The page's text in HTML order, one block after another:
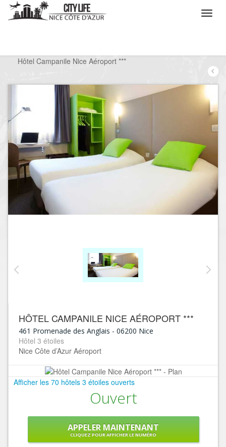
Hôtel Campanile Nice Aéroport ***
HÔTEL CAMPANILE NICE AÉROPORT ***
461 Promenade des Anglais - 06200 Nice
Hôtel 3 étoiles
Nice Côte d’Azur Aéroport
Afficher les 70 hôtels 3 étoiles ouverts
Ouvert
APPELER MAINTENANT
CLIQUEZ POUR AFFICHER LE NUMÉRO